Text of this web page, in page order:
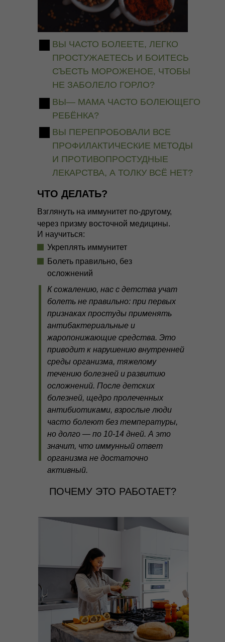
К сожалению, нас с детства учат
болеть не правильно: при первых
признаках простуды применять
антибактериальные и
жаропонижающие средства. Это
приводит к нарушению внутренней
среды организма, тяжелому
течению болезней и развитию
осложнений. После детских
болезней, щедро пролеченных
антибиотиками, взрослые люди
часто болеют без температуры,
но долго — по 10-14 дней. А это
значит, что иммунный ответ
организма не достаточно
активный.
ЧТО ДЕЛАТЬ?
Взглянуть на иммунитет по-другому,
через призму восточной медицины.
И научиться:
Укреплять иммунитет
Болеть правильно, без
осложнений
ВЫ ЧАСТО БОЛЕЕТЕ, ЛЕГКО
ПРОСТУЖАЕТЕСЬ И БОИТЕСЬ
СЪЕСТЬ МОРОЖЕНОЕ, ЧТОБЫ
НЕ ЗАБОЛЕЛО ГОРЛО?
ВЫ— МАМА ЧАСТО БОЛЕЮЩЕГО
РЕБЁНКА?
ВЫ ПЕРЕПРОБОВАЛИ ВСЕ
ПРОФИЛАКТИЧЕСКИЕ МЕТОДЫ
И ПРОТИВОПРОСТУДНЫЕ
ЛЕКАРСТВА, А ТОЛКУ ВСЁ НЕТ?
ПОЧЕМУ ЭТО РАБОТАЕТ?